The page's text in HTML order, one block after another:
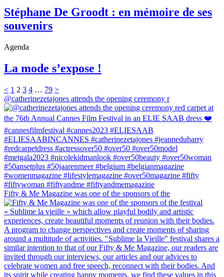
Stéphane De Groodt : en mémoire de ses
souvenirs
Agenda
La mode s’expose !
< 1 2 3 4 … 79 >
@catherinezetajones attends the opening ceremony r
Fifty & Me Magazine was one of the sponsors of the